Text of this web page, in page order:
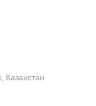
Казахстан